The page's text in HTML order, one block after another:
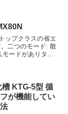
ップクラスの省エ
二つのモード: 散
モードがありタイ
KTG-5型 循
が機能してい